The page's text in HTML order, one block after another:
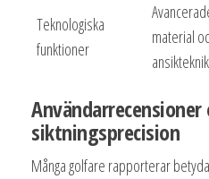
Teknologiska
funktioner
material
ansikteknik
Användarrecensioner
siktningsprecision
Många golfare rapporterar